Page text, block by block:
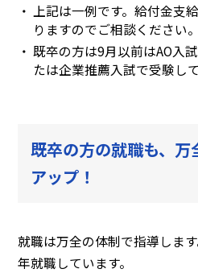
上記は一例です。給付金支
りますのでご相談ください。
既卒の方は9月以前はAO入
たは企業推薦入試で受験し
既卒の方の就職も、万
アップ！
就職は万全の体制で指導しま
年就職しています。